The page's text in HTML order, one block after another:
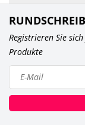
Registrieren Sie
Produkte